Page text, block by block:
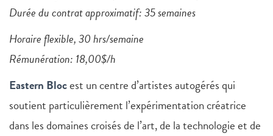
Durée du contrat approximatif: 35 semaines
Horaire flexible, 30 hrs/semaine
Rémunération: 18,00$/h
Eastern Blocest un centre d’artistes autogérés qui
soutient particulièrement l’expérimentation créatrice
dans les domaines croisés de l’art, de la technologie et de